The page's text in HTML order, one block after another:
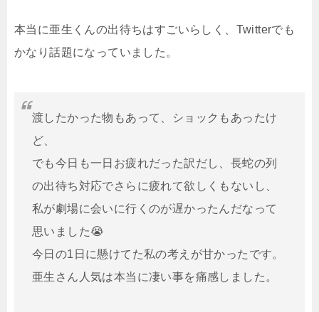
本当に亜生くんの出待ちはすごいらしく、Twitterでも
かなり話題になっていました。
渡したかった物もあって、ショックもあったけ
ど、
でも今日も一日お疲れだった訳だし、長蛇の列
の出待ち対応でさらに疲れて欲しくもないし、
私が劇場に会いに行くのが遅かったんだなって
思いました😭
今日の1日に懸けてた私の考えが甘かったです。
亜生さん人気は本当に凄い事を痛感しました。